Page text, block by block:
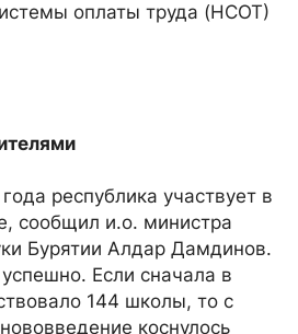
оплаты труда (НСОТ)
республика участвует в
сообщил и.о. министра
Бурятии Алдар Дамдинов.
Если сначала в
144 школы, то с
коснулось